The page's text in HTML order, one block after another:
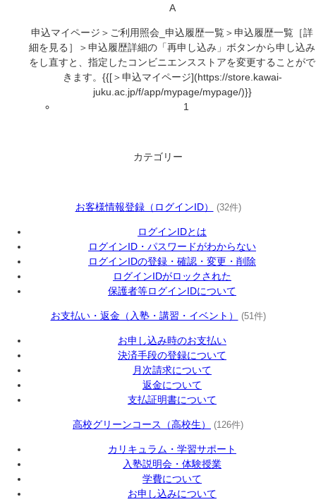
A
申込マイページ＞ご利用照会_申込履歴一覧＞申込履歴一覧［詳
細を見る］＞申込履歴詳細の「再申し込み」ボタンから申し込み
をし直すと、指定したコンビニエンスストアを変更することがで
きます。{{[＞申込マイページ](https://store.kawai-
juku.ac.jp/f/app/mypage/mypage/)}}
1
カテゴリー
お客様情報登録（ログインID） (32件)
ログインIDとは
ログインID・パスワードがわからない
ログインIDの登録・確認・変更・削除
ログインIDがロックされた
保護者等ログインIDについて
お支払い・返金（入塾・講習・イベント） (51件)
お申し込み時のお支払い
決済手段の登録について
月次請求について
返金について
支払証明書について
高校グリーンコース（高校生） (126件)
カリキュラム・学習サポート
入塾説明会・体験授業
学費について
お申し込みについて